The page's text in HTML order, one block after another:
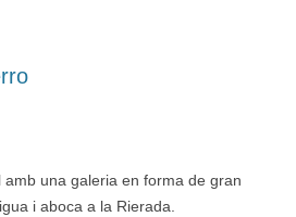
una galeria en forma de gran
i aboca a la Rierada.